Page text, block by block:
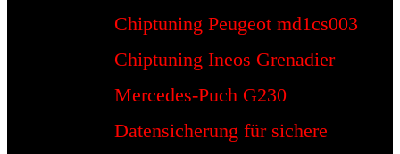
Chiptuning Peugeot md1cs003
Chiptuning Ineos Grenadier
Mercedes-Puch G230
Datensicherung für sichere